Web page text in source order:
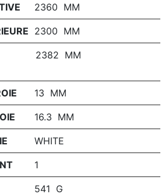
2360 MM
2300 MM
2382 MM
13 MM
16.3 MM
WHITE
1
541 G